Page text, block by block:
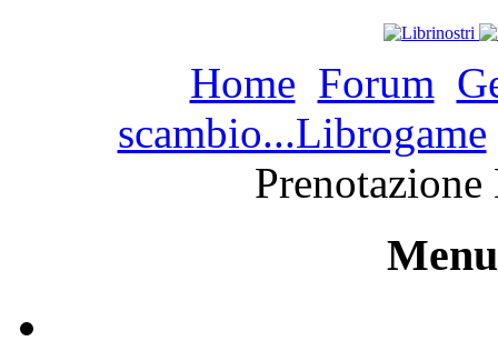
Home Forum
scambio...Librogame